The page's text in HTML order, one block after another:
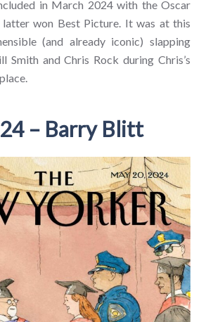
in March 2024 with the Oscar
latter won Best Picture. It was at this
(and already iconic) slapping
Smith and Chris Rock during Chris’s
– Barry Blitt